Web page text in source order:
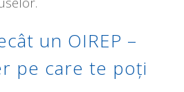
un OIREP –
pe care te poți